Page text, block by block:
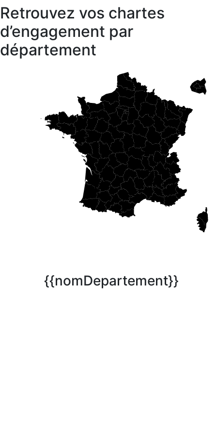
Retrouvez vos chartes
d’engagement par
département
{{nomDepartement}}